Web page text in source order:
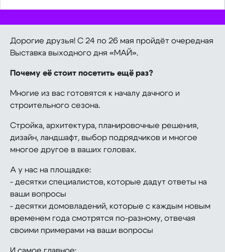
Дорогие друзья! С 24 по 26 мая пройдёт очередная
Выставка выходного дня «МАЙ».
Почему её стоит посетить ещё раз?
Многие из вас готовятся к началу дачного и
строительного сезона.
Стройка, архитектура, планировочные решения,
дизайн, ландшафт, выбор подрядчиков и многое
многое другое в ваших головах.
А у нас на площадке:
- десятки специалистов, которые дадут ответы на
ваши вопросы
- десятки домовладений, которые с каждым новым
временем года смотрятся по-разному, отвечая
своими примерами на ваши вопросы